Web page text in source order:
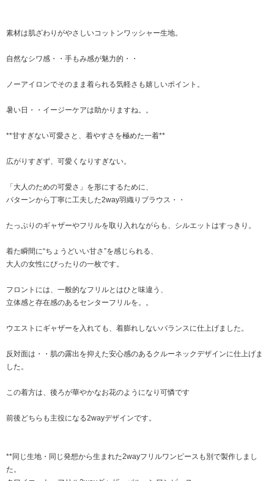
素材は肌ざわりがやさしいコットンワッシャー生地。
自然なシワ感・・手もみ感が魅力的・・
ノーアイロンでそのまま着られる気軽さも嬉しいポイント。
暑い日・・イージーケアは助かりますね。。
**甘すぎない可愛さと、着やすさを極めた一着**
広がりすぎず、可愛くなりすぎない。
「大人のための可愛さ」を形にするために、
パターンから丁寧に工夫した2way羽織りブラウス・・
たっぷりのギャザーやフリルを取り入れながらも、シルエットはすっきり。
着た瞬間に“ちょうどいい甘さ”を感じられる、
大人の女性にぴったりの一枚です。
フロントには、一般的なフリルとはひと味違う、
立体感と存在感のあるセンターフリルを。。
ウエストにギャザーを入れても、着膨れしないバランスに仕上げました。
反対面は・・肌の露出を抑えた安心感のあるクルーネックデザインに仕上げま
した。
この着方は、後ろが華やかなお花のようになり可憐です
前後どちらも主役になる2wayデザインです。
**同じ生地・同じ発想から生まれた2wayフリルワンピースも別で製作しまし
た。